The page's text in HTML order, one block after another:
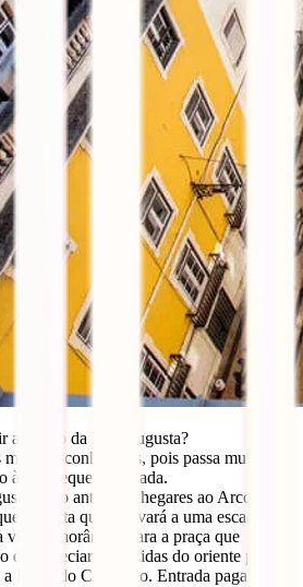
ao Arco da Rua Augusta?
desconhecidos, pois passa muitas
à sua pequena entrada.
logo antes de chegares ao Arco, do
porta que te levará a uma escadaria
vista panorâmica para a praça que
de Especiarias trazidas do oriente pelos
a Praça do Comércio. Entrada paga.